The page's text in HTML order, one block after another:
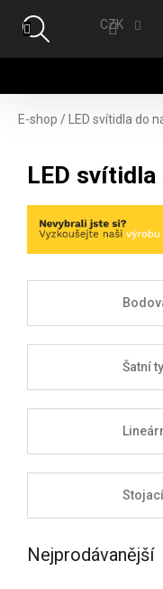
CZK
E-shop / LED svítidla do
LED
Šatní
Nejprodávanější